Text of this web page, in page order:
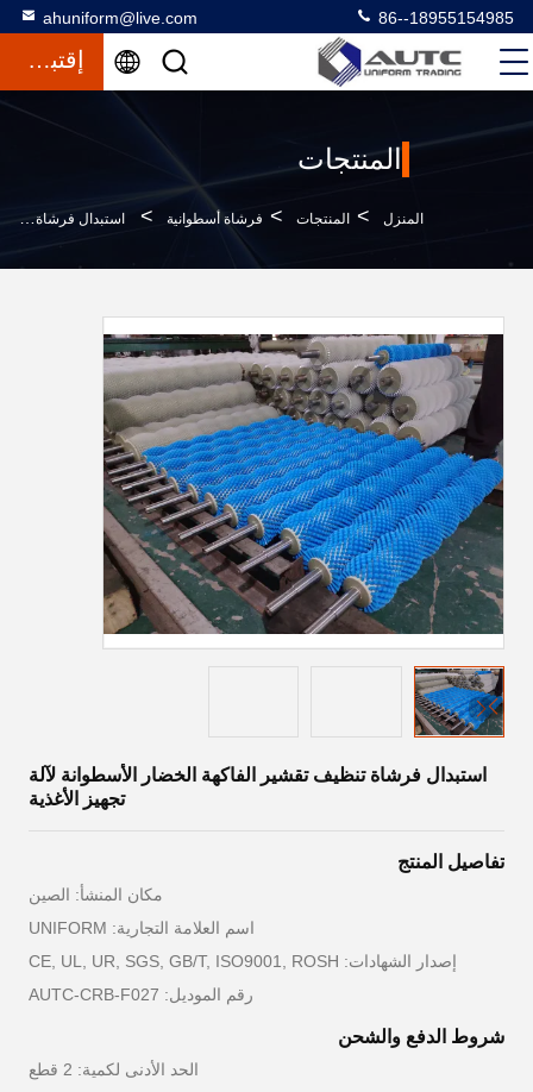
ahuniform@live.com 86--18955154985
إقتباس
المنتجات
المنزل > المنتجات > فرشاة أسطوانية > استبدال فرشاة تنظيف تقشير الفاكهة الخضار الأسطوانة لآلة تجهيز الأغذية
استبدال فرشاة تنظيف تقشير الفاكهة الخضار الأسطوانة لآلة
تجهيز الأغذية
تفاصيل المنتج
مكان المنشأ: الصين
اسم العلامة التجارية: UNIFORM
إصدار الشهادات: CE, UL, UR, SGS, GB/T, ISO9001, ROSH
رقم الموديل: AUTC-CRB-F027
شروط الدفع والشحن
الحد الأدنى لكمية: 2 قطع